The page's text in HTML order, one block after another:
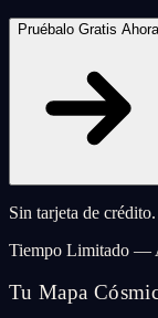
Pruébalo Gratis Ahora
Sin tarjeta de
Tiempo Limitado —
Tu Mapa